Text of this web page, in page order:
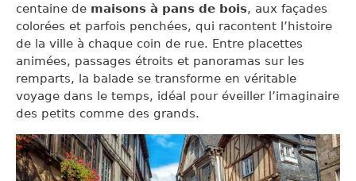
centaine de maisons à pans de bois, aux façades
colorées et parfois penchées, qui racontent l’histoire
de la ville à chaque coin de rue. Entre placettes
animées, passages étroits et panoramas sur les
remparts, la balade se transforme en véritable
voyage dans le temps, idéal pour éveiller l’imaginaire
des petits comme des grands.